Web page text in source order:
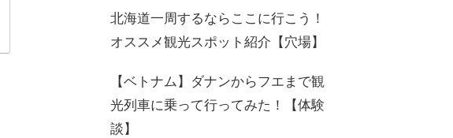
北海道一周するならここに行こう！
オススメ観光スポット紹介【穴場】
【ベトナム】ダナンからフエまで観
光列車に乗って行ってみた！【体験
談】